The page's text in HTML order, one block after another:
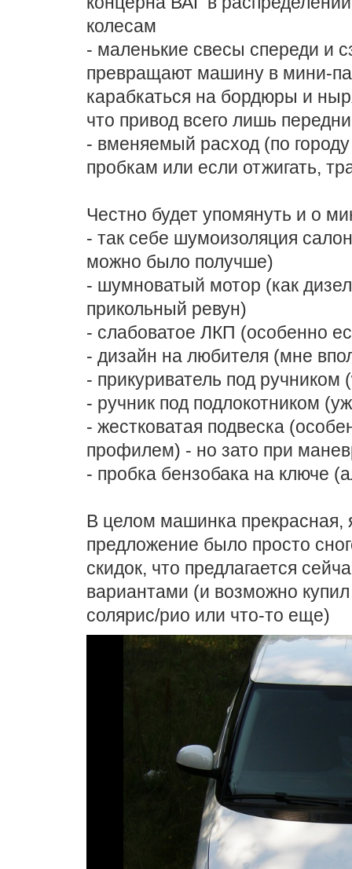
колесам
- маленькие свесы спереди и
превращают машину в мини-
карабкаться на бордюры и
что привод всего лишь
- вменяемый расход (по
пробкам или если отжигать,
Честно будет упомянуть и о
- так себе шумоизоляция
можно было получше)
- шумноватый мотор (как
прикольный ревун)
- слабоватое ЛКП (особенно
- дизайн на любителя (мне
- прикуриватель под ручником
- ручник под подлокотником
- жестковатая подвеска
профилем) - но зато при
- пробка бензобака на ключе
В целом машинка прекрасная,
предложение было просто
скидок, что предлагается
вариантами (и возможно
солярис/рио или что-то еще)